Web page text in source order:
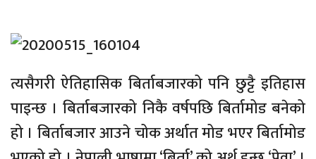
त्यसैगरी ऐतिहासिक बिर्ताबजारको पनि छुट्टै इतिहास
पाइन्छ । बिर्ताबजारको निकै वर्षपछि बिर्तामोड बनेको
हो । बिर्ताबजार आउने चोक अर्थात मोड भएर बिर्तामोड